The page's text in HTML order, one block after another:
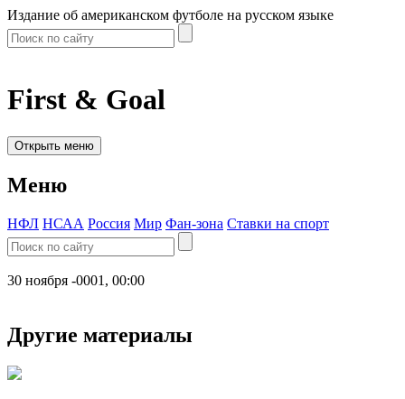
Издание об американском футболе на русском языке
First & Goal
Открыть меню
Меню
НФЛ НСАА Россия Мир Фан-зона Ставки на спорт
30 ноября -0001, 00:00
Другие материалы